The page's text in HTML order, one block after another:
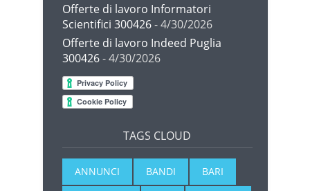
Offerte di lavoro Informatori
Scientifici 300426- 4/30/2026
Offerte di lavoro Indeed Puglia
300426- 4/30/2026
TAGS CLOUD
ANNUNCI BANDI BARI